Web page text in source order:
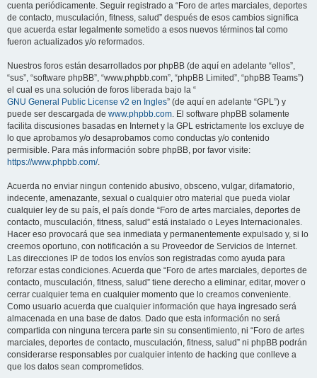
cuenta periódicamente. Seguir registrado a “Foro de artes marciales, deportes
de contacto, musculación, fitness, salud” después de esos cambios significa
que acuerda estar legalmente sometido a esos nuevos términos tal como
fueron actualizados y/o reformados.
Nuestros foros están desarrollados por phpBB (de aquí en adelante “ellos”,
“sus”, “software phpBB”, “www.phpbb.com”, “phpBB Limited”, “phpBB Teams”)
el cual es una solución de foros liberada bajo la “
GNU General Public License v2 en Ingles” (de aquí en adelante “GPL”) y
puede ser descargada de www.phpbb.com. El software phpBB solamente
facilita discusiones basadas en Internet y la GPL estrictamente los excluye de
lo que aprobamos y/o desaprobamos como conductas y/o contenido
permisible. Para más información sobre phpBB, por favor visite:
https://www.phpbb.com/.
Acuerda no enviar ningun contenido abusivo, obsceno, vulgar, difamatorio,
indecente, amenazante, sexual o cualquier otro material que pueda violar
cualquier ley de su país, el país donde “Foro de artes marciales, deportes de
contacto, musculación, fitness, salud” está instalado o Leyes Internacionales.
Hacer eso provocará que sea inmediata y permanentemente expulsado y, si lo
creemos oportuno, con notificación a su Proveedor de Servicios de Internet.
Las direcciones IP de todos los envíos son registradas como ayuda para
reforzar estas condiciones. Acuerda que “Foro de artes marciales, deportes de
contacto, musculación, fitness, salud” tiene derecho a eliminar, editar, mover o
cerrar cualquier tema en cualquier momento que lo creamos conveniente.
Como usuario acuerda que cualquier información que haya ingresado será
almacenada en una base de datos. Dado que esta información no será
compartida con ninguna tercera parte sin su consentimiento, ni “Foro de artes
marciales, deportes de contacto, musculación, fitness, salud” ni phpBB podrán
considerarse responsables por cualquier intento de hacking que conlleve a
que los datos sean comprometidos.